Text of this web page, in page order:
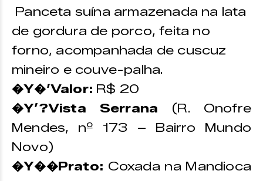
Panceta suína armazenada na lata
de gordura de porco, feita no
forno, acompanhada de cuscuz
mineiro e couve-palha.
�Y�’Valor: R$ 20
�Y’?Vista Serrana (R. Onofre
Mendes, nº 173 – Bairro Mundo
Novo)
�Y��Prato: Coxada na Mandioca